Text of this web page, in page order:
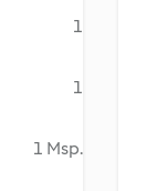
1
1
1 Msp.